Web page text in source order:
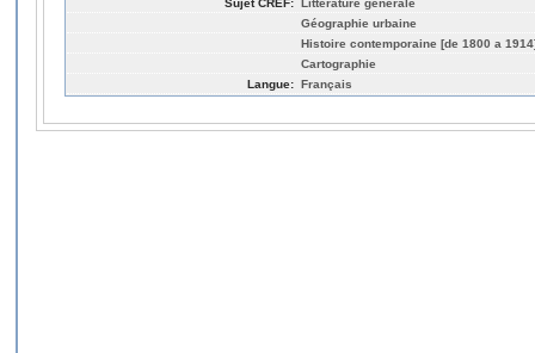
Géographie urbaine
Histoire contemporaine [de 1800 a
Cartographie
Langue: Français